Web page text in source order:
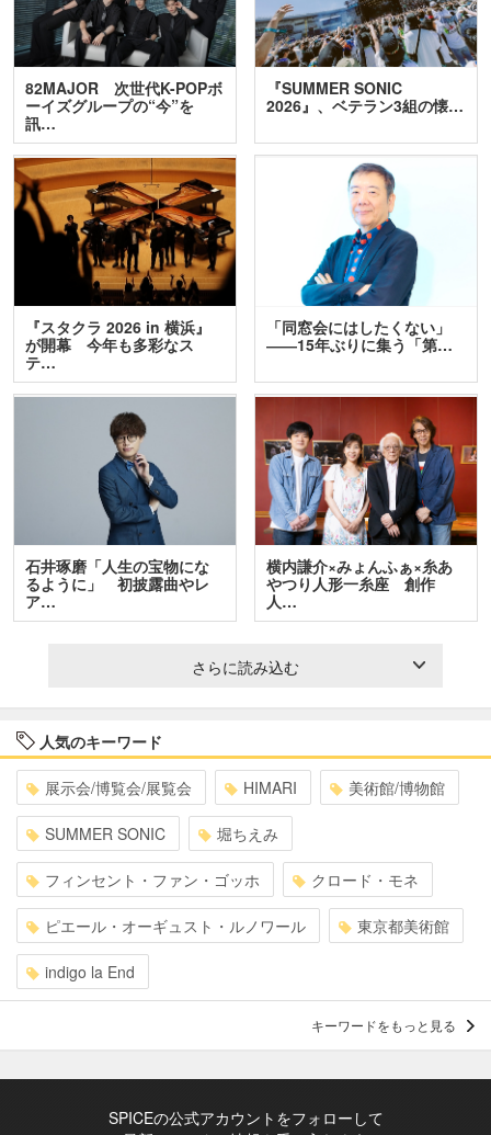
82MAJOR 次世代K-POPボ
ーイズグループの“今”を
訊…
『SUMMER SONIC
2026』、ベテラン3組の懐…
『スタクラ 2026 in 横浜』
が開幕 今年も多彩なス
テ…
「同窓会にはしたくない」
――15年ぶりに集う「第…
石井琢磨「人生の宝物にな
るように」 初披露曲やレ
ア…
横内謙介×みょんふぁ×糸あ
やつり人形一糸座 創作
人…
さらに読み込む
人気のキーワード
展示会/博覧会/展覧会 HIMARI 美術館/博物館
SUMMER SONIC 堀ちえみ
フィンセント・ファン・ゴッホ クロード・モネ
ピエール・オーギュスト・ルノワール 東京都美術館
indigo la End
キーワードをもっと見る
SPICEの公式アカウントをフォローして